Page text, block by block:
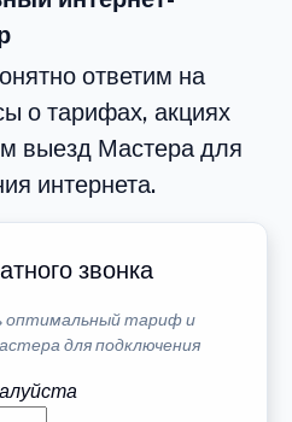
ответим на
о тарифах, акциях
выезд Мастера для
интернета.
звонка
тариф и
для подключения